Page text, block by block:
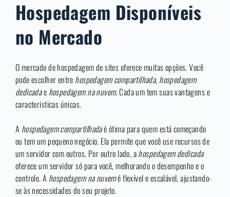
Hospedagem Disponíveis
no Mercado
O mercado de hospedagem de sites oferece muitas opções. Você
pode escolher entre hospedagem compartilhada, hospedagem
dedicadae hospedagem na nuvem. Cada um tem suas vantagens e
características únicas.
A hospedagem compartilhadaé ótima para quem está começando
ou tem um pequeno negócio. Ela permite que você use recursos de
um servidor com outros. Por outro lado, ahospedagem dedicada
oferece um servidor só para você, melhorando o desempenho e o
controle. A hospedagem na nuvemé flexível e escalável, ajustando-
se às necessidades do seu projeto.